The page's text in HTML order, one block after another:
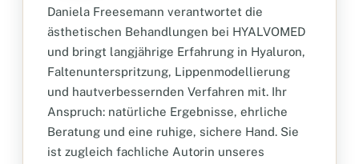
Daniela Freesemann verantwortet die
ästhetischen Behandlungen bei HYALVOMED
und bringt langjährige Erfahrung in Hyaluron,
Faltenunterspritzung, Lippenmodellierung
und hautverbessernden Verfahren mit. Ihr
Anspruch: natürliche Ergebnisse, ehrliche
Beratung und eine ruhige, sichere Hand. Sie
ist zugleich fachliche Autorin unseres